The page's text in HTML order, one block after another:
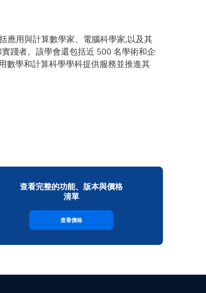
應用與計算數學家、電腦科學家,以及其
踐者。該學會還包括近 500 名學術和企
數學和計算科學學科提供服務並推進其
查看完整的功能、版本與價格
清單
查看價格